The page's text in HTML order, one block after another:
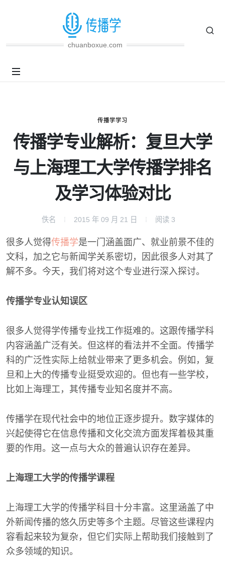
chuanboxue.com
传播学学习
传播学专业解析：复旦大学
与上海理工大学传播学排名
及学习体验对比
佚名 2015 年 09 月 21 日 阅读 3
很多人觉得传播学是一门涵盖面广、就业前景不佳的
文科，加之它与新闻学关系密切，因此很多人对其了
解不多。今天，我们将对这个专业进行深入探讨。
传播学专业认知误区
很多人觉得学传播专业找工作挺难的。这跟传播学科
内容涵盖广泛有关。但这样的看法并不全面。传播学
科的广泛性实际上给就业带来了更多机会。例如，复
旦和上大的传播专业挺受欢迎的。但也有一些学校，
比如上海理工，其传播专业知名度并不高。
传播学在现代社会中的地位正逐步提升。数字媒体的
兴起使得它在信息传播和文化交流方面发挥着极其重
要的作用。这一点与大众的普遍认识存在差异。
上海理工大学的传播学课程
上海理工大学的传播学科目十分丰富。这里涵盖了中
外新闻传播的悠久历史等多个主题。尽管这些课程内
容看起来较为复杂，但它们实际上帮助我们接触到了
众多领域的知识。